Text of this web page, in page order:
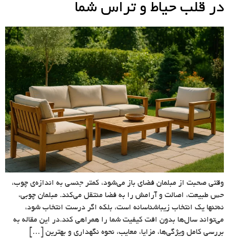
در قلب حیاط و تراس شما
وقتی صحبت از مبلمان فضای باز می‌شود، کمتر جنسی به اندازه‌ی چوب،
حس طبیعت، اصالت و آرامش را به فضا منتقل می‌کند. مبلمان چوبی،
نه‌تنها یک انتخاب زیباشناسانه است، بلکه اگر درست انتخاب شود،
می‌تواند سال‌ها بدون افت کیفیت شما را همراهی کند.در این مقاله به
بررسی کامل ویژگی‌ها، مزایا، معایب، نحوه نگهداری و بهترین […]